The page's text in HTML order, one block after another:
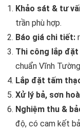
Khảo sát & tư
trần phù hợp.
Báo giá chi tiết:
Thi công lắp
chuẩn Vĩnh
Lắp đặt tấm
Xử lý bả, sơn
Nghiệm thu &
độ, có cam kết